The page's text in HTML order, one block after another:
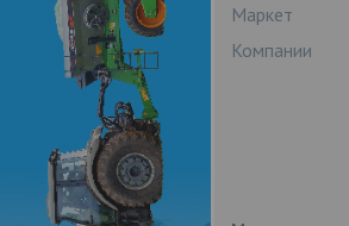
Маркет
Компании